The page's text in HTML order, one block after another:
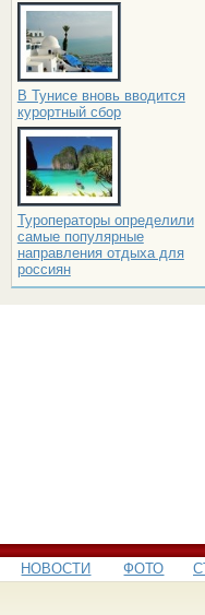
В Тунисе вновь вводится
курортный сбор
Туроператоры определили
самые популярные
направления отдыха для
россиян
НОВОСТИ ФОТО